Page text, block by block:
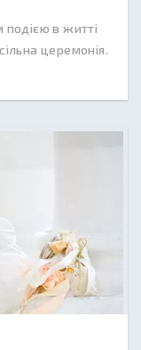
подією в житті
церемонія.